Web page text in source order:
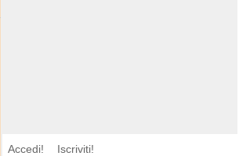
Accedi! Iscriviti!